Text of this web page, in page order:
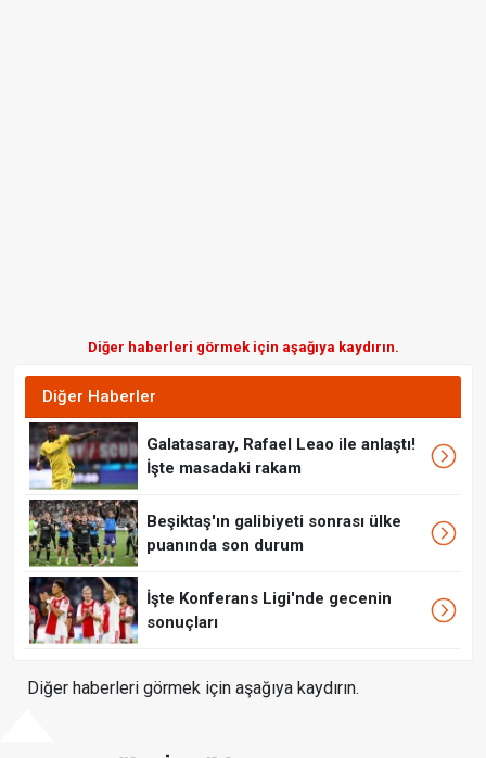
Diğer haberleri görmek için aşağıya kaydırın.
Diğer Haberler
Galatasaray, Rafael Leao ile anlaştı!
İşte masadaki rakam
Beşiktaş'ın galibiyeti sonrası ülke
puanında son durum
İşte Konferans Ligi'nde gecenin
sonuçları
Diğer haberleri görmek için aşağıya kaydırın.